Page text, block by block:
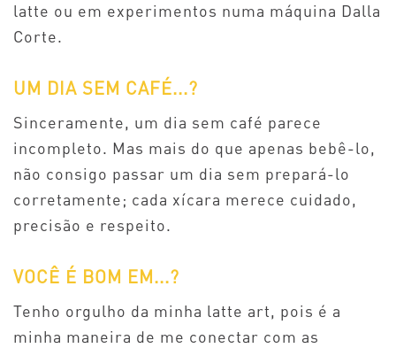
latte ou em experimentos numa máquina Dalla
Corte.
UM DIA SEM CAFÉ...?
Sinceramente, um dia sem café parece
incompleto. Mas mais do que apenas bebê-lo,
não consigo passar um dia sem prepará-lo
corretamente; cada xícara merece cuidado,
precisão e respeito.
VOCÊ É BOM EM...?
Tenho orgulho da minha latte art, pois é a
minha maneira de me conectar com as